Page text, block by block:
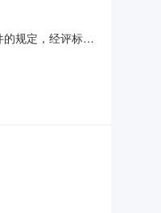
规定，经评标委